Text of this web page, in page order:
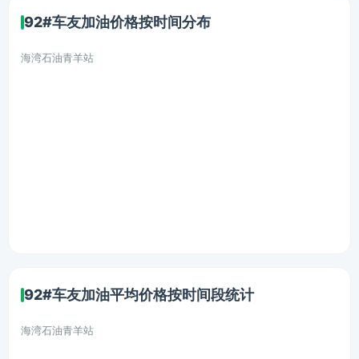
92#车友加油价格按时间分布
海湾石油青羊站
92#车友加油平均价格按时间段统计
海湾石油青羊站